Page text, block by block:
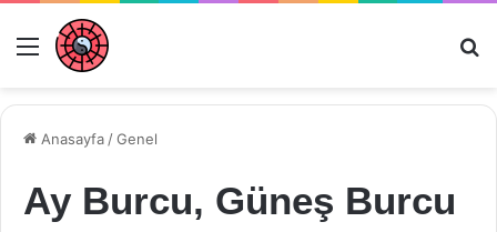
Menü
Anasayfa /Genel
Ay Burcu, Güneş Burcu